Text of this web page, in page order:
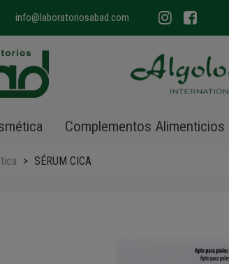
info@laboratoriosabad.com
Complementos Alimenticios
> SÉRUM CICA